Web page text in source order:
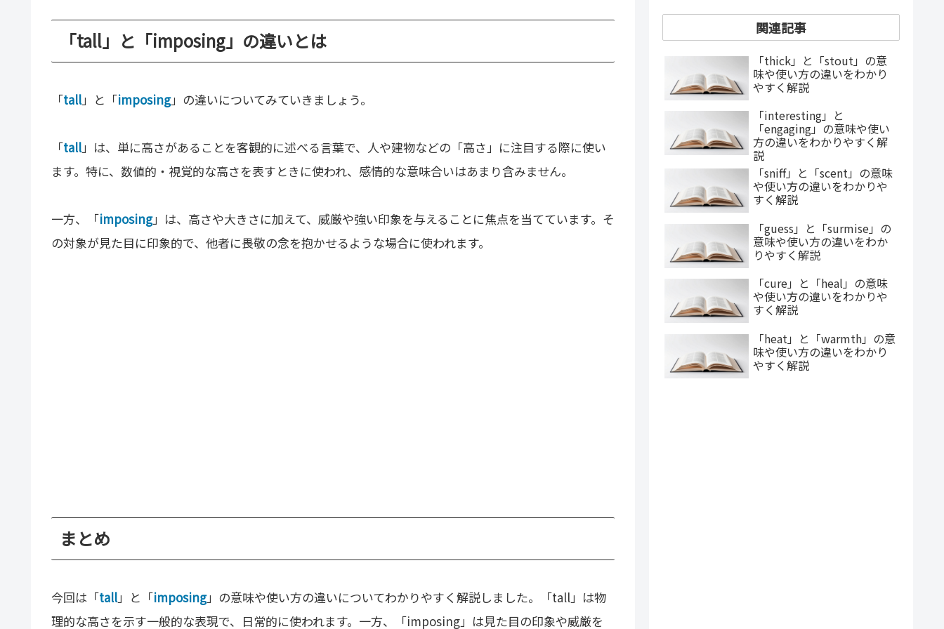
「tall」と「imposing」の違いとは
「tall」と「imposing」の違いについてみていきましょう。
「tall」は、単に高さがあることを客観的に述べる言葉で、人や建物などの「高さ」に注目する際に使い
ます。特に、数値的・視覚的な高さを表すときに使われ、感情的な意味合いはあまり含みません。
一方、「imposing」は、高さや大きさに加えて、威厳や強い印象を与えることに焦点を当てています。そ
の対象が見た目に印象的で、他者に畏敬の念を抱かせるような場合に使われます。
まとめ
今回は「tall」と「imposing」の意味や使い方の違いについてわかりやすく解説しました。「tall」は物
理的な高さを示す一般的な表現で、日常的に使われます。一方、「imposing」は見た目の印象や威厳を
関連記事
「thick」と「stout」の意
味や使い方の違いをわかり
やすく解説
「interesting」と
「engaging」の意味や使い
方の違いをわかりやすく解
説
「sniff」と「scent」の意味
や使い方の違いをわかりや
すく解説
「guess」と「surmise」の
意味や使い方の違いをわか
りやすく解説
「cure」と「heal」の意味
や使い方の違いをわかりや
すく解説
「heat」と「warmth」の意
味や使い方の違いをわかり
やすく解説